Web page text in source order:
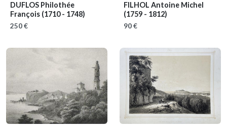
DUFLOS Philothée
François (1710 - 1748)
250 €
FILHOL Antoine Michel
(1759 - 1812)
90 €